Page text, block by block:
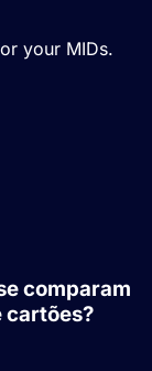
your MIDs.
comparam
cartões?